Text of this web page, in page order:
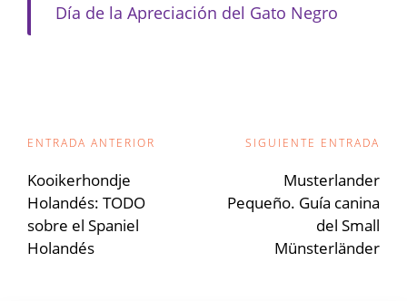
Día de la Apreciación del Gato Negro
Navegación
de
entradas
ENTRADA ANTERIOR
Kooikerhondje
Holandés: TODO
sobre el Spaniel
Holandés
SIGUIENTE ENTRADA
Musterlander
Pequeño. Guía canina
del Small
Münsterländer